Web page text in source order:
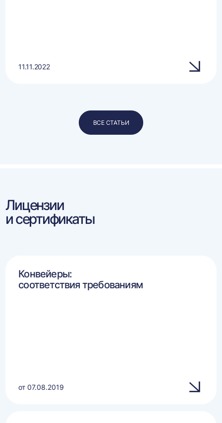
11.11.2022
ВСЕ СТАТЬИ
Лицензии
и сертификаты
Конвейеры:
соответствия требованиям
от 07.08.2019